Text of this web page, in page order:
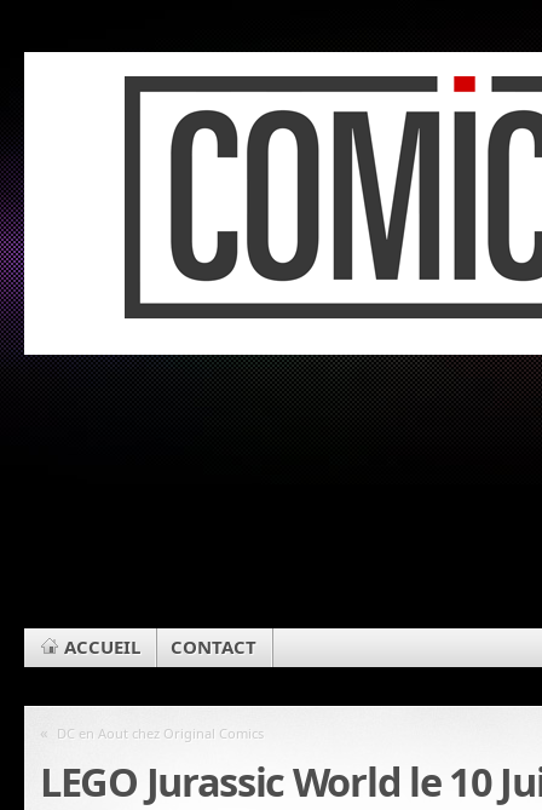
ACCUEIL CONTACT
« DC en Aout chez Original Comics
LEGO Jurassic World le 10